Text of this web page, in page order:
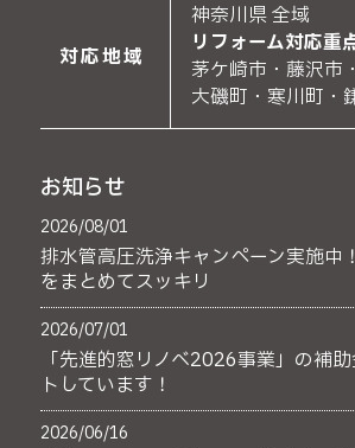
対応地域
神奈川県 全域
リフォーム対応重
茅ケ崎市・藤沢市
大磯町・寒川町・
お知らせ
2026/08/01
排水管高圧洗浄キャンペーン実施中
をまとめてスッキリ
2026/07/01
「先進的窓リノベ2026事業」の補
トしています！
2026/06/16